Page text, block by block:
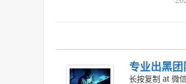
专业出黑团
长按复制 at 微